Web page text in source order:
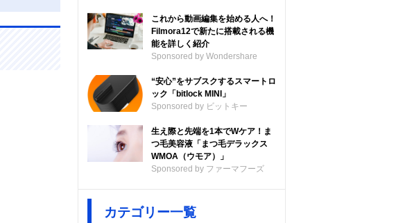
これから動画編集を始める人へ！
Filmora12で新たに搭載される機
能を詳しく紹介
Sponsored by Wondershare
“安心”をサブスクするスマートロ
ック「bitlock MINI」
Sponsored by ビットキー
生え際と先端を1本でWケア！ま
つ毛美容液「まつ毛デラックス
WMOA（ウモア）」
Sponsored by ファーマフーズ
カテゴリー一覧